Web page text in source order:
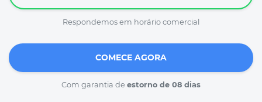
Respondemos em horário comercial
COMECE AGORA
Com garantia de estorno de 08 dias